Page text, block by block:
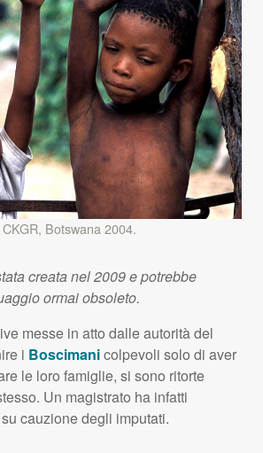
CKGR, Botswana 2004.
creata nel 2009 e potrebbe
ormai obsoleto.
messe in atto dalle autorità del
i Boscimanicolpevoli solo di aver
le loro famiglie, si sono ritorte
Un magistrato ha infatti
cauzione degli imputati.